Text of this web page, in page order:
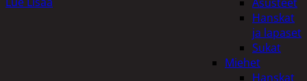
Hanskat
ja lapaset
Sukat
Miehet
Hanskat